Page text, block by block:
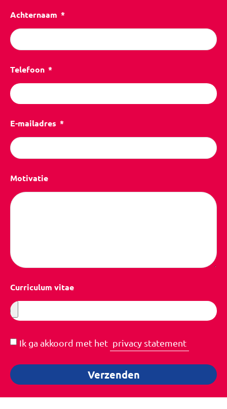
Achternaam
Telefoon
E-mailadres
Motivatie
Curriculum vitae
Ik ga akkoord met het privacy statement
Verzenden